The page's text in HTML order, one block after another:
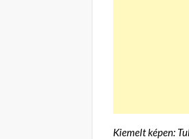
Kiemelt képen: